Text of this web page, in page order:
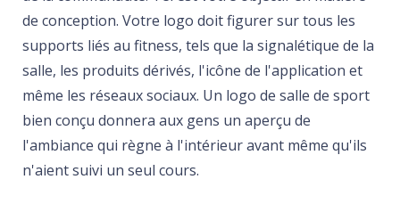
de conception. Votre logo doit figurer sur tous les
supports liés au fitness, tels que la signalétique de la
salle, les produits dérivés, l'icône de l'application et
même les réseaux sociaux. Un logo de salle de sport
bien conçu donnera aux gens un aperçu de
l'ambiance qui règne à l'intérieur avant même qu'ils
n'aient suivi un seul cours.